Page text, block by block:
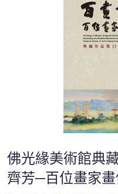
佛光緣美術館典
齊芳─百位畫家